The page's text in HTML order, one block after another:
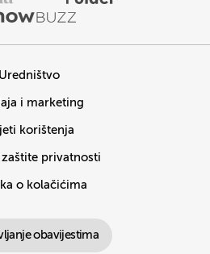
Uredništvo
i marketing
korištenja
zaštite privatnosti
o kolačićima
obavijestima